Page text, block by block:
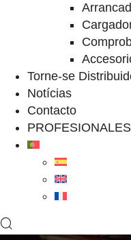
Torne-se
Notícias
Contacto
PROFESIONALES